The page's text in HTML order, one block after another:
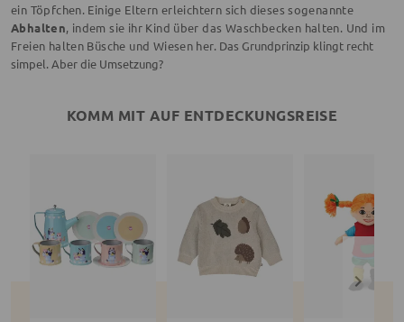
ein Töpfchen. Einige Eltern erleichtern sich dieses sogenannte
Abhalten, indem sie ihr Kind über das Waschbecken halten. Und im
Freien halten Büsche und Wiesen her. Das Grundprinzip klingt recht
simpel. Aber die Umsetzung?
KOMM MIT AUF ENTDECKUNGSREISE